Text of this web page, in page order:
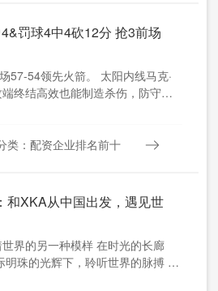
罚球4中4砍12分 抢3前场
57-54领先火箭。 太阳内线马克·
终结高效也能制造杀伤，防守也
类：配资企业排名前十
和XKA从中国出发，遇见世
界的另一种模样 在时光的长廊
珠的光辉下，聆听世界的脉搏 这